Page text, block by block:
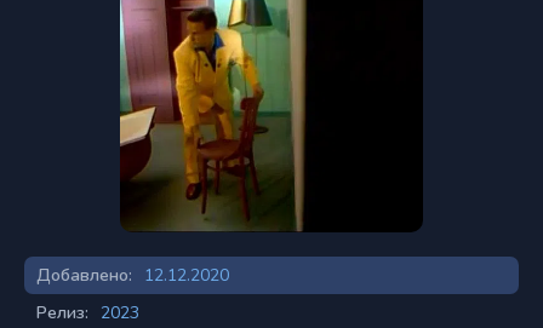
Добавлено:
12.12.2020
Релиз:
2023